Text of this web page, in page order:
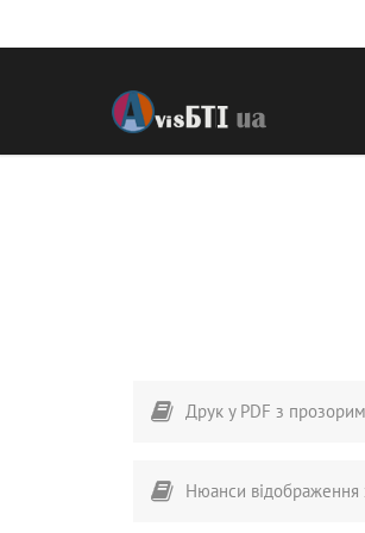
Друк у PDF з
Нюанси відображення